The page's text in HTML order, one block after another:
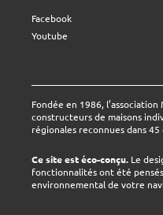
Facebook
Youtube
Fondée en 1986, l’association
constructeurs de maisons
régionales reconnues dans
Ce site est éco-conçu. Le
fonctionnalités ont été
environnemental de votre